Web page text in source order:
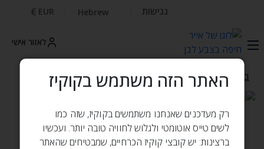
€ EUR Hebrew נגישות
האתר הזה משתמש בקוקיז
רק מעדכנים שאנחנו משתמשים בקוקיז, שזה כמו
לשים טייס אוטומטי ולגלוש לחוויה טובה יותר. ועכשיו
ברצינות: יש קובצי קוקיז הכרחיים, שמבטיחים שהאתר
לאזור אישי
בית הסיפור שלנו